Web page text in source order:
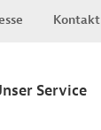
Kontakt
Service